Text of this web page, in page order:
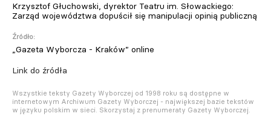
Krzysztof Głuchowski, dyrektor Teatru im. Słowackiego:
Zarząd województwa dopuścił się manipulacji opinią publiczną
Źródło:
„Gazeta Wyborcza - Kraków” online
Link do źródła
Wszystkie teksty Gazety Wyborczej od 1998 roku są dostępne w
internetowym Archiwum Gazety Wyborczej - największej bazie tekstów
w języku polskim w sieci. Skorzystaj z prenumeraty Gazety Wyborczej.